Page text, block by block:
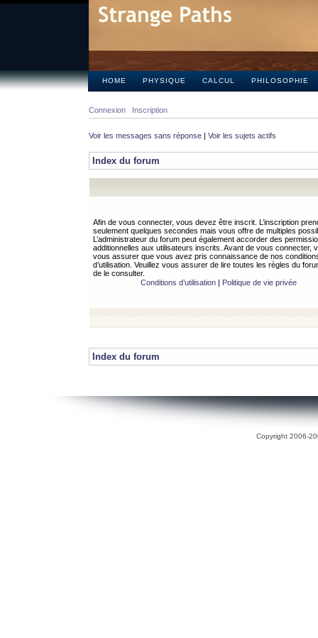
HOME PHYSIQUE CALCUL PHILOSOPHIE
Connexion Inscription
Voir les messages sans réponse | Voir les sujets actifs
Index du forum
Afin de vous connecter, vous devez être inscrit. L’inscription
seulement quelques secondes mais vous offre de multiples
L’administrateur du forum peut également accorder des
additionnelles aux utilisateurs inscrits. Avant de vous connecter,
vous assurer que vous avez pris connaissance de nos
d’utilisation. Veuillez vous assurer de lire toutes les règles du
de le consulter.
Conditions d’utilisation| Politique de vie privée
Index du forum
Copyright 2006-